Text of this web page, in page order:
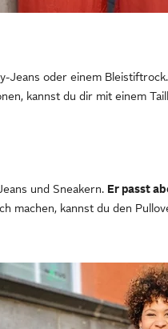
Jeans oder einem
kannst du dir mit einem
und Sneakern. Er passt
machen, kannst du den